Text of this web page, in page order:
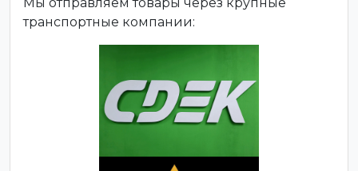
Мы отправляем товары через крупные
транспортные компании: